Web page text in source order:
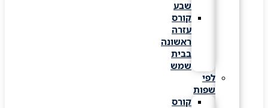
קורס
עזרה
ראשונה
בבית
שמש
לפי
שפות
קורס